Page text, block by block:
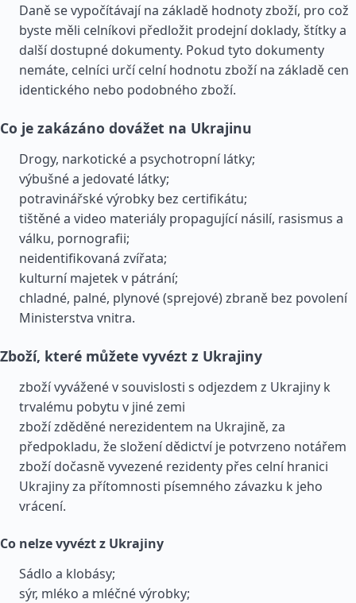
Daně se vypočítávají na základě hodnoty zboží, pro což
byste měli celníkovi předložit prodejní doklady, štítky a
další dostupné dokumenty. Pokud tyto dokumenty
nemáte, celníci určí celní hodnotu zboží na základě cen
identického nebo podobného zboží.
Co je zakázáno dovážet na Ukrajinu
Drogy, narkotické a psychotropní látky;
výbušné a jedovaté látky;
potravinářské výrobky bez certifikátu;
tištěné a video materiály propagující násilí, rasismus a
válku, pornografii;
neidentifikovaná zvířata;
kulturní majetek v pátrání;
chladné, palné, plynové (sprejové) zbraně bez povolení
Ministerstva vnitra.
Zboží, které můžete vyvézt z Ukrajiny
zboží vyvážené v souvislosti s odjezdem z Ukrajiny k
trvalému pobytu v jiné zemi
zboží zděděné nerezidentem na Ukrajině, za
předpokladu, že složení dědictví je potvrzeno notářem
zboží dočasně vyvezené rezidenty přes celní hranici
Ukrajiny za přítomnosti písemného závazku k jeho
vrácení.
Co nelze vyvézt z Ukrajiny
Sádlo a klobásy;
sýr, mléko a mléčné výrobky;